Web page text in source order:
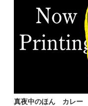
真夜中のほん カレー